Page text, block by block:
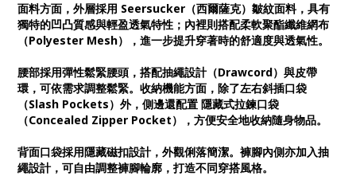
面料方面，外層採用 Seersucker（西爾薩克）皺紋面料，具有
獨特的凹凸質感與輕盈透氣特性；內裡則搭配柔軟聚酯纖維網布
（Polyester Mesh），進一步提升穿著時的舒適度與透氣性。
腰部採用彈性鬆緊腰頭，搭配抽繩設計（Drawcord）與皮帶
環，可依需求調整鬆緊。收納機能方面，除了左右斜插口袋
（Slash Pockets）外，側邊還配置 隱藏式拉鍊口袋
（Concealed Zipper Pocket），方便安全地收納隨身物品。
背面口袋採用隱藏磁扣設計，外觀俐落簡潔。褲腳內側亦加入抽
繩設計，可自由調整褲腳輪廓，打造不同穿搭風格。